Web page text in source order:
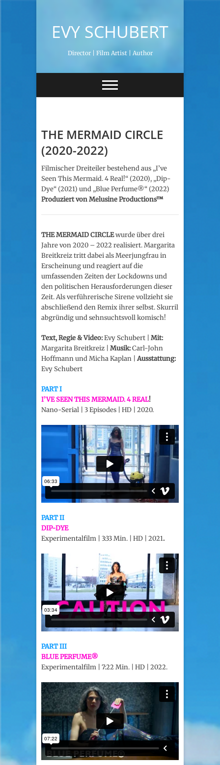
t
EVY SCHUBERT
Director | Film Artist | Author
THE MERMAID CIRCLE
(2020-2022)
Filmischer Dreiteiler bestehend aus „I’ve
Seen This Mermaid. 4 Real!“ (2020), „Dip-
Dye“ (2021) und „Blue Perfume®️“ (2022)
Produziert von Melusine Productions™
THE MERMAID CIRCLEwurde über drei
Jahre von 2020 – 2022 realisiert. Margarita
Breitkreiz tritt dabei als Meerjungfrau in
Erscheinung und reagiert auf die
umfassenden Zeiten der Lockdowns und
den politischen Herausforderungen dieser
Zeit. Als verführerische Sirene vollzieht sie
abschließend den Remix ihrer selbst. Skurril
abgründig und sehnsuchtsvoll komisch!
Text, Regie & Video:Evy Schubert | Mit:
Margarita Breitkreiz | Musik:Carl-John
Hoffmann und Micha Kaplan | Ausstattung:
Evy Schubert
PART I
I’VE SEEN THIS MERMAID. 4 REAL!
Nano-Serial | 3 Episodes | HD | 2020.
PART II
DIP-DYE
Experimentalfilm | 3:33 Min. | HD | 2021.
PART III
BLUE PERFUME®️
Experimentalfilm | 7:22 Min. | HD | 2022.